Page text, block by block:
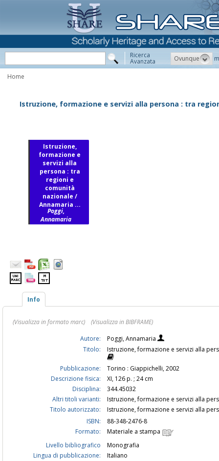
Ricerca
Avanzata Ovunque
Home
Istruzione, formazione e servizi alla persona : tra
Istruzione,
formazione e
servizi alla
persona : tra
regioni e
comunità
nazionale /
Annamaria ...
Poggi,
Annamaria
Info
(Visualizza in formato marc)
(Visualizza in BIBFRAME)
Autore:
Poggi, Annamaria
Titolo:
Istruzione, formazione e servizi alla
Pubblicazione:
Torino : Giappichelli, 2002
Descrizione fisica:
XI, 126 p. ; 24 cm
Disciplina:
344.45032
Altri titoli varianti:
Istruzione, formazione e servizi alla
Titolo autorizzato:
Istruzione, formazione e servizi alla
ISBN:
88-348-2476-8
Formato:
Materiale a stampa
Livello bibliografico
Monografia
Lingua di pubblicazione:
Italiano